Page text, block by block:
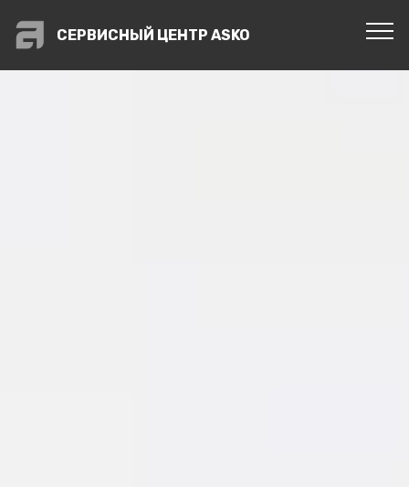
СЕРВИСНЫЙ ЦЕНТР ASKO